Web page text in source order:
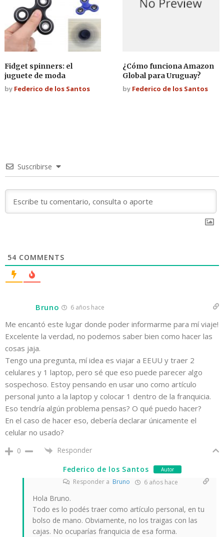
Fidget spinners: el
juguete de moda
by Federico de los Santos
¿Cómo funciona Amazon
Global para Uruguay?
by Federico de los Santos
Suscribirse
54 COMMENTS
Bruno 6 años hace
Me encantó este lugar donde poder informarme para mí viaje!
Excelente la verdad, no podemos saber bien como hacer las
cosas jaja.
Tengo una pregunta, mí idea es viajar a EEUU y traer 2
celulares y 1 laptop, pero sé que eso puede parecer algo
sospechoso. Estoy pensando en usar uno como artículo
personal junto a la laptop y colocar 1 dentro de la franquicia.
Eso tendría algún problema pensas? O qué puedo hacer?
En el caso de hacer eso, debería declarar únicamente el
celular no usado?
0 Responder
Federico de los Santos Autor
Responder a Bruno 6 años hace
Hola Bruno.
Todo es lo podés traer como artículo personal, en tu
bolso de mano. Obviamente, no los traigas con las
cajas. No ocuparías franquicia de esa forma.